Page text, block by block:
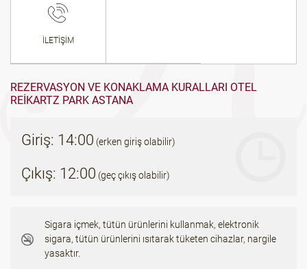
İLETİŞİM
REZERVASYON VE KONAKLAMA KURALLARI OTEL
REIKARTZ PARK ASTANA
Giriş: 14:00 (erken giriş olabilir)
Çıkış: 12:00 (geç çıkış olabilir)
Sigara içmek, tütün ürünlerini kullanmak, elektronik
sigara, tütün ürünlerini ısıtarak tüketen cihazlar, nargile
yasaktır.